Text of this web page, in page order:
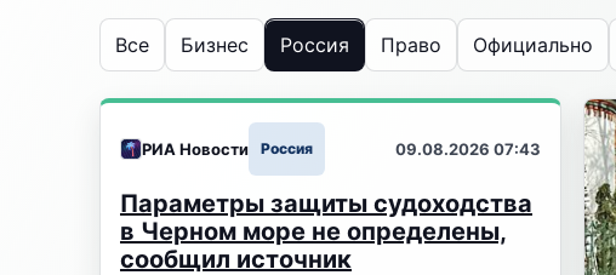
Все Бизнес Россия Право Официально
РИА Новости Россия 09.08.2026 07:43
Параметры защиты судоходства
в Черном море не определены,
сообщил источник